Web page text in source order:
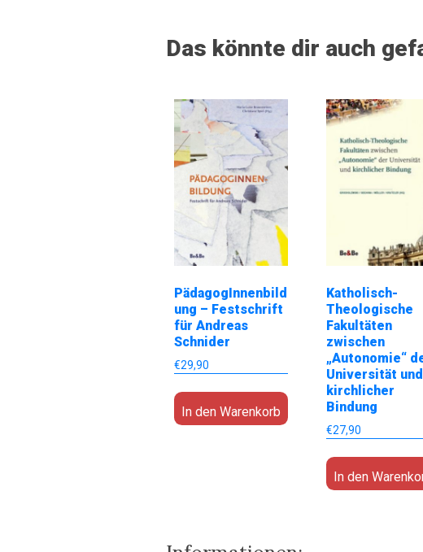
Das könnte dir auch
PädagogInnenbild
ung – Festschrift
für Andreas
Schnider
€29,90
In den Warenkorb
Katholisch-
Theologische
Fakultäten
zwischen
„Autonomie“
Universität und
kirchlicher
Bindung
€27,90
In den